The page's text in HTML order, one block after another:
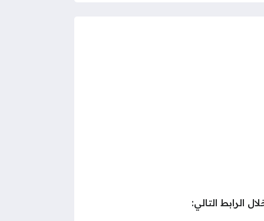
الرابط التالي: